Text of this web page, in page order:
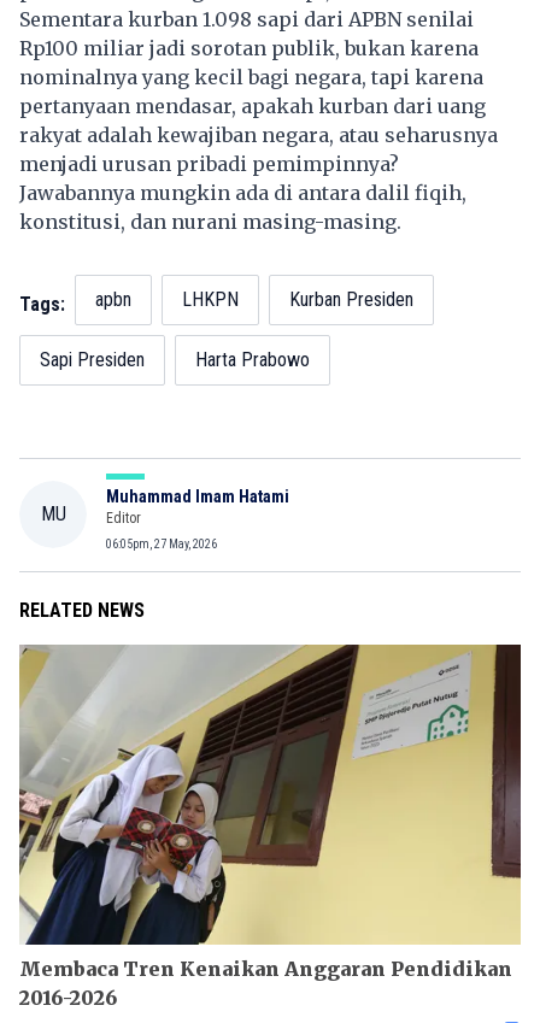
Sementara kurban 1.098 sapi dari APBN senilai
Rp100 miliar jadi sorotan publik, bukan karena
nominalnya yang kecil bagi negara, tapi karena
pertanyaan mendasar, apakah kurban dari uang
rakyat adalah kewajiban negara, atau seharusnya
menjadi urusan pribadi pemimpinnya?
Jawabannya mungkin ada di antara dalil fiqih,
konstitusi, dan nurani masing-masing.
Tags: apbn LHKPN Kurban Presiden
Sapi Presiden Harta Prabowo
MU
Muhammad Imam Hatami
Editor
06:05pm, 27 May, 2026
RELATED NEWS
Membaca Tren Kenaikan Anggaran Pendidikan
2016-2026